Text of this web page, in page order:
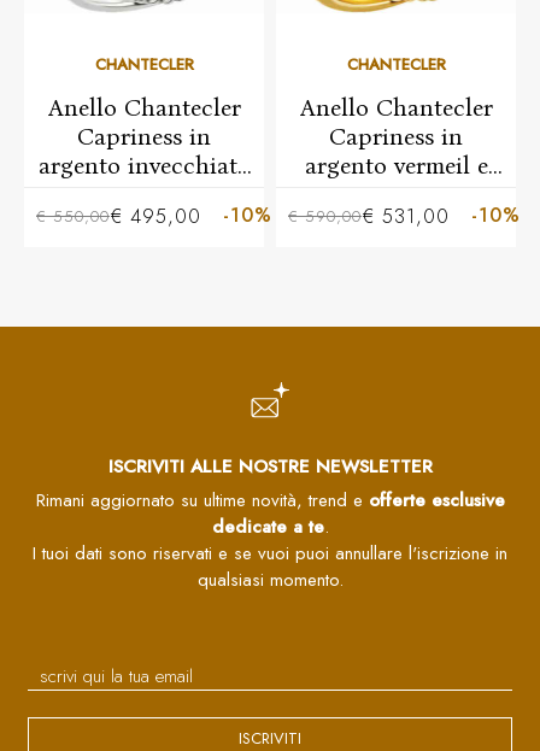
CHANTECLER
Anello Chantecler
Capriness in
argento invecchiato
€ 550,00€ 495,00 -10%
CHANTECLER
Anello Chantecler
Capriness in
argento vermeil e
€ 590,00€ 531,00 -10%
ISCRIVITI ALLE NOSTRE NEWSLETTER
Rimani aggiornato su ultime novità, trend e offerte esclusive
dedicate a te.
I tuoi dati sono riservati e se vuoi puoi annullare l'iscrizione in
qualsiasi momento.
ISCRIVITI